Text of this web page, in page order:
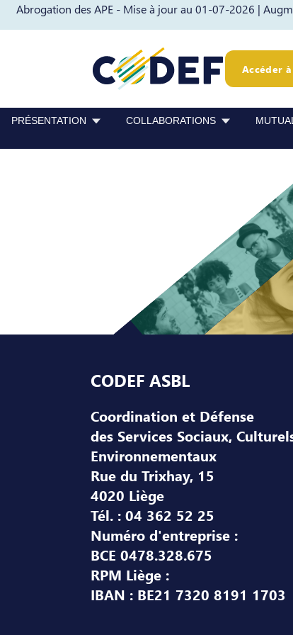
Abrogation des APE - Mise à jour au 01-07-2026 |
Passer au contenu Passer au pied de page
Accéder
PRÉSENTATION COLLABORATIONS
Pied de page
CODEF ASBL
Coordination et Défense
des Services Sociaux,
Environnementaux
Rue du Trixhay, 15
4020 Liège
Tél. : 04 362 52 25
Numéro d'entreprise :
BCE 0478.328.675
RPM Liège :
IBAN : BE21 7320 8191 1703